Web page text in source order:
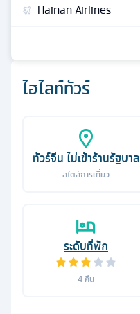
ไฮไลท์ทัวร์
ทัวร์จีน ไม่เข้าร้านรัฐบาล
สไตล์การเที่ยว
ระดับที่พัก
4 คืน
Hainan Airlines